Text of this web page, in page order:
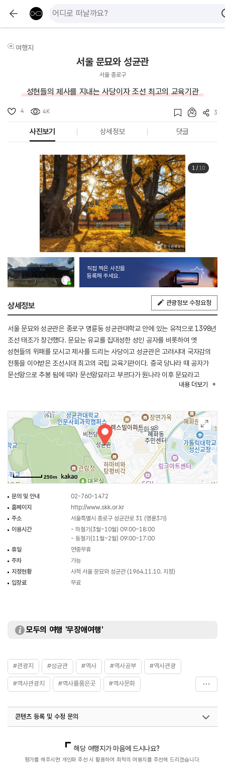
여행지
서울 문묘와 성균관
서울 종로구
성현들의 제사를 지내는 사당이자 조선 최고의 교육기관
4 4K 3
사진보기 상세정보 댓글
1/ 10
직접 찍은 사진을
등록해 주세요.
상세정보 관광정보 수정요청
서울 문묘와 성균관은 종로구 명륜동 성균관대학교 안에 있는 유적으로 1398년
조선 태조가 창건했다. 문묘는 유교를 집대성한 성인 공자를 비롯하여 옛
성현들의 위패를 모시고 제사를 드리는 사당이고 성균관은 고려시대 국자감의
전통을 이어받은 조선시대 최고의 국립 교육기관이다. 중국 당나라 때 공자가
문선왕으로 추봉 됨에 따라 문선왕묘라고 부르다가 원나라 이후 문묘라고
하였다. 전묘후학의 건물 배치 형식으로 제사를 드리는 제향 구역인 문묘는
관련 건물로는 대성전을 비롯하여 동무·서무, 비각, 삼문(신삼문), 동삼문,
제기고, 전사청, 수복청, 향관청, 포주 등이 있다. 교육을 담당한 강학 관련
건물로는 명륜당을 비롯하여 동재·서재, 존경각, 육일각, 진사식당, 정록청,
비복청, 서리청, 비천당 등이 있다. 주요 건물인 대성전, 명륜당, 동무·서무, 삼문
(신삼문)은 보물로 지정되고 나머지 유적들은 1964년 11월 10일 사적으로
지정되었다. 명륜당 앞쪽에는 천연기념물로 지정된 은행나무가 있다.
조선시대에 제향과 유학 교육을 담당한 유교의 중심지로, 역사적으로 중요한
내용 더보기
250m
문의 및 안내
02-760-1472
홈페이지
http://www.skk.or.kr
주소
서울특별시 종로구 성균관로 31 (명륜3가)
이용시간
- 하절기(3월~10월) 09:00~18:00
- 동절기(11월~2월) 09:00~17:00
휴일
연중무휴
주차
가능
지정현황
사적 서울 문묘와 성균관 (1964.11.10. 지정)
입장료
무료
모두의 여행 '무장애여행'
#관광지 #성균관 #역사 #역사공부 #역사관광
#역사관광지 #역사를품은곳 #역사문화
#역사이야기 #역사탐험
콘텐츠 등록 및 수정 문의
해당 여행지가 마음에 드시나요?
평가를 해주시면 개인화 추천 시 활용하여 최적의 여행지를 추천해 드리겠습니다.